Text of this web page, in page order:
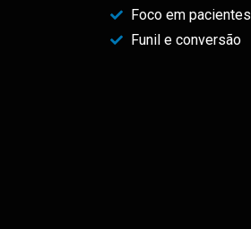
Foco em pacientes
Funil e conversão